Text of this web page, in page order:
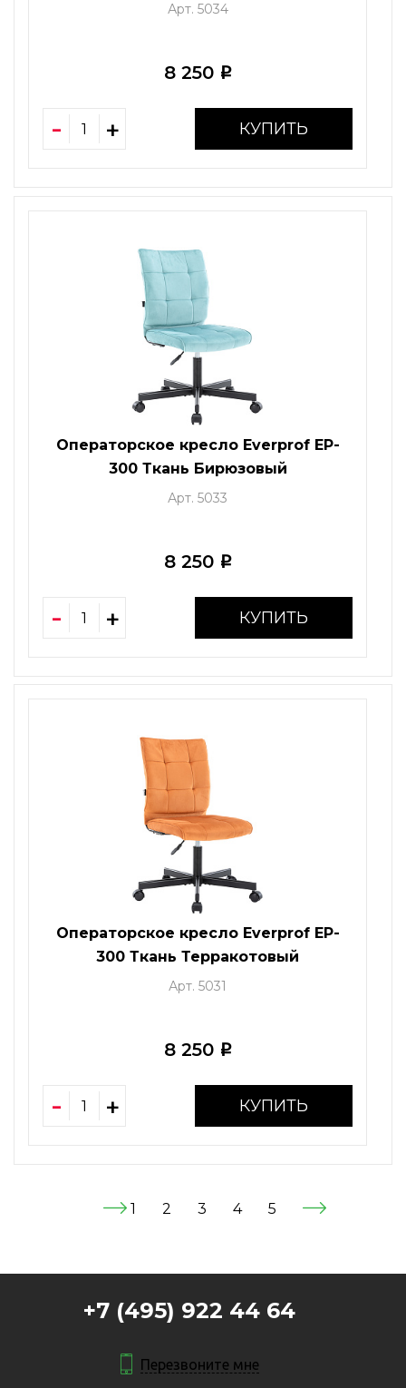
Арт. 5034
8 250 i
КУПИТЬ
Операторское кресло Everprof EP-
300 Ткань Бирюзовый
Арт. 5033
8 250 i
КУПИТЬ
Операторское кресло Everprof EP-
300 Ткань Терракотовый
Арт. 5031
8 250 i
КУПИТЬ
1 2 3 4 5
+7 (495) 922 44 64
Перезвоните мне